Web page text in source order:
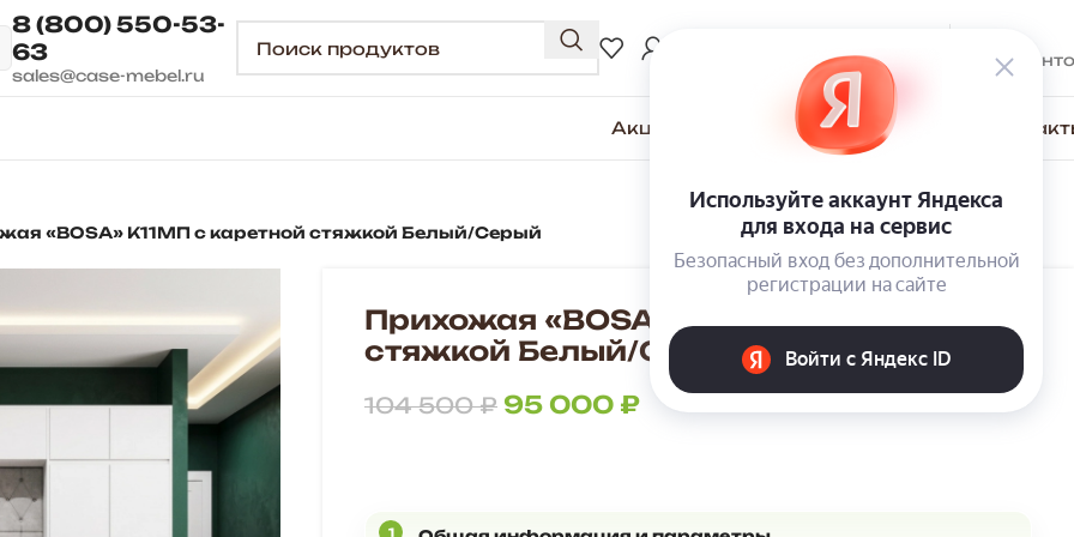
8 (800) 550-53-
63
sales@case-mebel.ru
Акции Для покупателей О компании
«BOSA» К11МП с каретной стяжкой Белый/Серый
Прихожая «BOSA» К11МП с каретной
стяжкой Белый/Серый
104 500₽ 95 000 ₽